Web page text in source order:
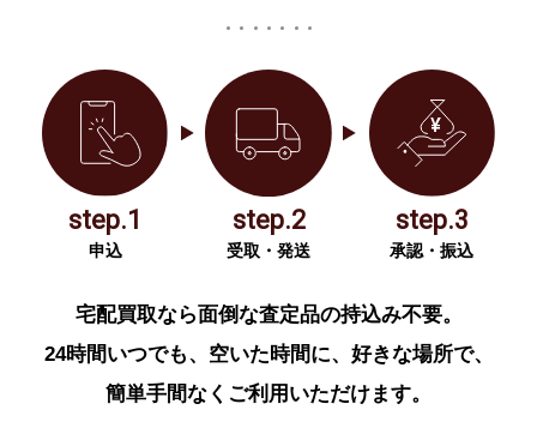
step.1
申込
step.2
受取・発送
step.3
承認・振込
宅配買取なら面倒な査定品の持込み不要。
24時間いつでも、空いた時間に、好きな場所で、
簡単手間なくご利用いただけます。